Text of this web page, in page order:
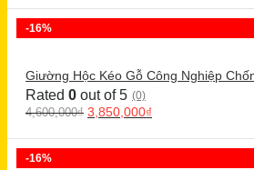
-16%
Giường Hộc Kéo Gỗ Công Nghiệp
Rated 0 out of 5 (0)
4,600,000₫ 3,850,000₫
-16%